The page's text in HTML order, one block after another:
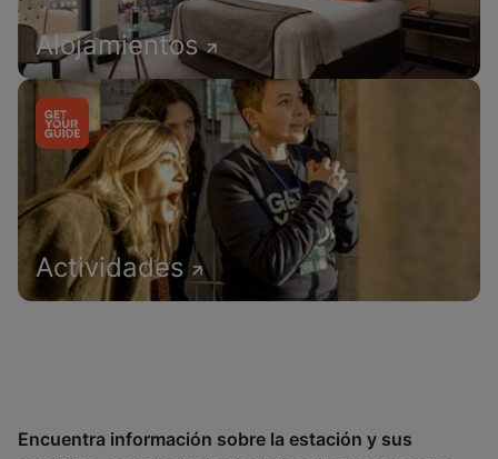
Alojamientos
Actividades
Encuentra información sobre la estación y sus